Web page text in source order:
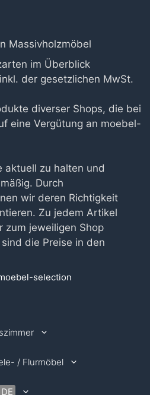
Massivholzmöbel
im Überblick
der gesetzlichen MwSt.
diverser Shops, die bei
eine Vergütung an moebel-
aktuell zu halten und
Durch
wir deren Richtigkeit
Zu jedem Artikel
zum jeweiligen Shop
die Preise in den
selection
/ Flurmöbel
DE